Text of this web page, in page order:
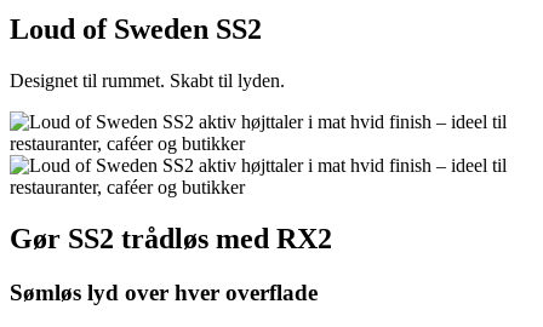
Loud of Sweden SS2
Designet til rummet. Skabt til lyden.
Gør SS2 trådløs med RX2
Sømløs lyd over hver overflade